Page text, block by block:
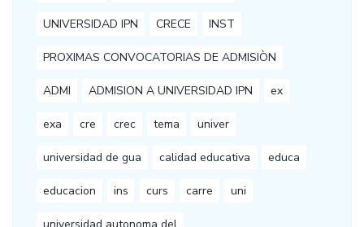
UNIVERSIDAD IPN CRECE INST
PROXIMAS CONVOCATORIAS DE ADMISIÒN
ADMI ADMISION A UNIVERSIDAD IPN ex
exa cre crec tema univer
universidad de gua calidad educativa educa
educacion ins curs carre uni